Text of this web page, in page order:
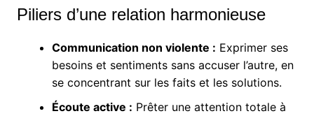
Piliers d’une relation harmonieuse
Communication non violente : Exprimer ses
besoins et sentiments sans accuser l’autre, en
se concentrant sur les faits et les solutions.
Écoute active : Prêter une attention totale à